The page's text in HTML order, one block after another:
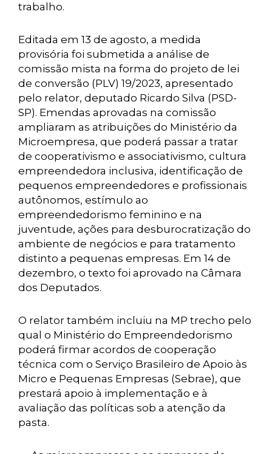
trabalho.
Editada em 13 de agosto, a medida
provisória foi submetida a análise de
comissão mista na forma do projeto de lei
de conversão (PLV) 19/2023, apresentado
pelo relator, deputado Ricardo Silva (PSD-
SP). Emendas aprovadas na comissão
ampliaram as atribuições do Ministério da
Microempresa, que poderá passar a tratar
de cooperativismo e associativismo, cultura
empreendedora inclusiva, identificação de
pequenos empreendedores e profissionais
autônomos, estímulo ao
empreendedorismo feminino e na
juventude, ações para desburocratização do
ambiente de negócios e para tratamento
distinto a pequenas empresas. Em 14 de
dezembro, o texto foi aprovado na Câmara
dos Deputados.
O relator também incluiu na MP trecho pelo
qual o Ministério do Empreendedorismo
poderá firmar acordos de cooperação
técnica com o Serviço Brasileiro de Apoio às
Micro e Pequenas Empresas (Sebrae), que
prestará apoio à implementação e à
avaliação das políticas sob a atenção da
pasta.